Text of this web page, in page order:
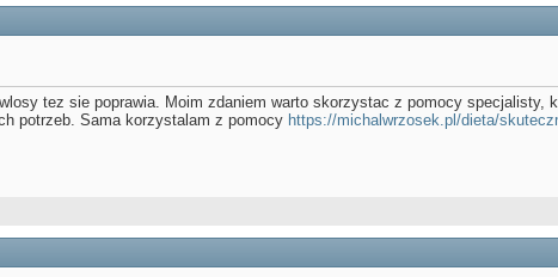
tez sie poprawia. Moim zdaniem warto skorzystac z pomocy specjalisty,
potrzeb. Sama korzystalam z pomocy https://michalwrzosek.pl/dieta/